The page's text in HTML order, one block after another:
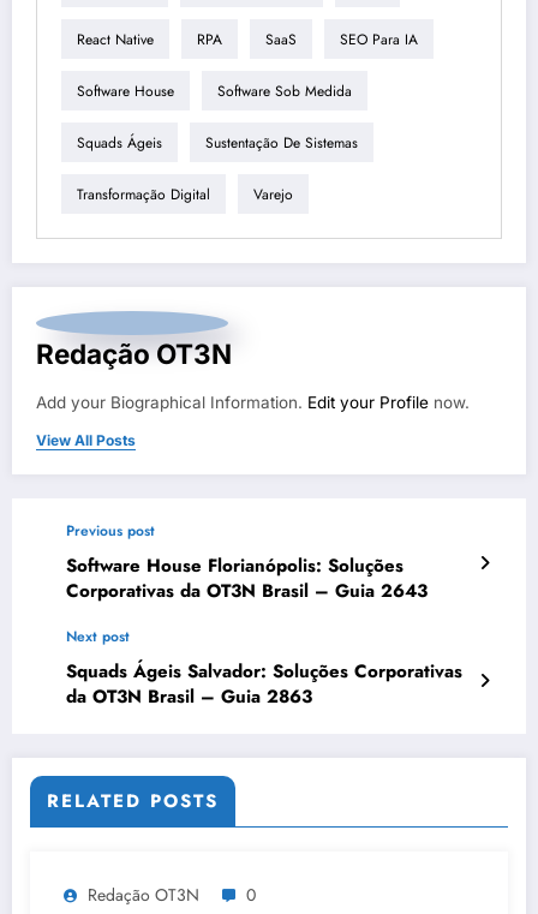
React Native RPA SaaS SEO Para IA
Software House Software Sob Medida
Squads Ágeis Sustentação De Sistemas
Transformação Digital Varejo
Redação OT3N
Add your Biographical Information. Edit your Profile now.
View All Posts
Previous post
Software House Florianópolis: Soluções
Corporativas da OT3N Brasil – Guia 2643
Next post
Squads Ágeis Salvador: Soluções Corporativas
da OT3N Brasil – Guia 2863
RELATED POSTS
Redação OT3N 0